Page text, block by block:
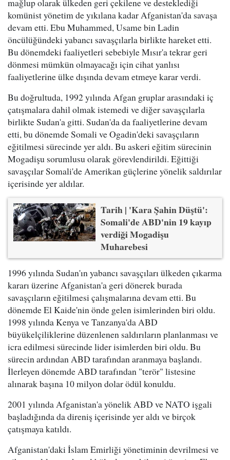
mağlup olarak ülkeden geri çekilene ve desteklediği
komünist yönetim de yıkılana kadar Afganistan'da savaşa
devam etti. Ebu Muhammed, Usame bin Ladin
öncülüğündeki yabancı savaşçılarla birlikte hareket etti.
Bu dönemdeki faaliyetleri sebebiyle Mısır'a tekrar geri
dönmesi mümkün olmayacağı için cihat yanlısı
faaliyetlerine ülke dışında devam etmeye karar verdi.
Bu doğrultuda, 1992 yılında Afgan gruplar arasındaki iç
çatışmalara dahil olmak istemedi ve diğer savaşçılarla
birlikte Sudan'a gitti. Sudan'da da faaliyetlerine devam
etti, bu dönemde Somali ve Ogadin'deki savaşçıların
eğitilmesi sürecinde yer aldı. Bu askeri eğitim sürecinin
Mogadişu sorumlusu olarak görevlendirildi. Eğittiği
savaşçılar Somali'de Amerikan güçlerine yönelik saldırılar
içerisinde yer aldılar.
Tarih | 'Kara Şahin Düştü':
Somali'de ABD'nin 19 kayıp
verdiği Mogadişu
Muharebesi
1996 yılında Sudan'ın yabancı savaşçıları ülkeden çıkarma
kararı üzerine Afganistan'a geri dönerek burada
savaşçıların eğitilmesi çalışmalarına devam etti. Bu
dönemde El Kaide'nin önde gelen isimlerinden biri oldu.
1998 yılında Kenya ve Tanzanya'da ABD
büyükelçiliklerine düzenlenen saldırıların planlanması ve
icra edilmesi sürecinde lider isimlerden biri oldu. Bu
sürecin ardından ABD tarafından aranmaya başlandı.
İlerleyen dönemde ABD tarafından "terör" listesine
alınarak başına 10 milyon dolar ödül konuldu.
2001 yılında Afganistan'a yönelik ABD ve NATO işgali
başladığında da direniş içerisinde yer aldı ve birçok
çatışmaya katıldı.
Afganistan'daki İslam Emirliği yönetiminin devrilmesi ve